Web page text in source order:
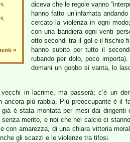
»
diceva che le regole vanno
hanno fatto un’infamata
cercato la violenza in ogni
con una bandiera ogni venti
otto secondi tra il gol e il fischio
hanno subito per tutto il
rubando per dolo, poco
domani un gobbo si vanta, lo
in lacrime, ma passerà; c’è un
ancora più rabbia. Più preoccupante è il
è stata montata per mesi dai
merito, e noi che nel calcio ci
con amarezza, di una chiara vittoria
gli scazzi e le violenze tra tifosi.